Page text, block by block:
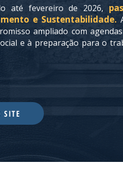
até fevereiro de 2026,
e Sustentabilidade.
ampliado com
e à preparação para o
SITE